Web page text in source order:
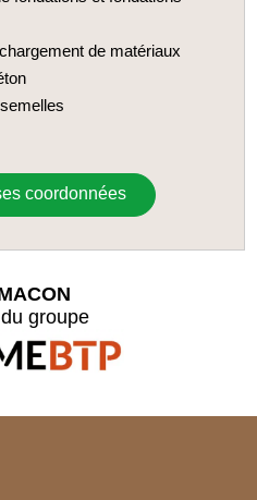
de matériaux
coordonnées
groupe